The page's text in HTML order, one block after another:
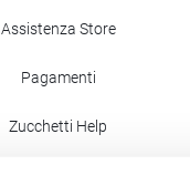
Assistenza Store
Pagamenti
Zucchetti Help